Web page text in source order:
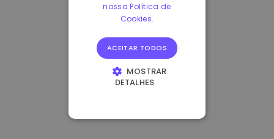
nossa Política de
Cookies.
ACEITAR TODOS
MOSTRAR
DETALHES